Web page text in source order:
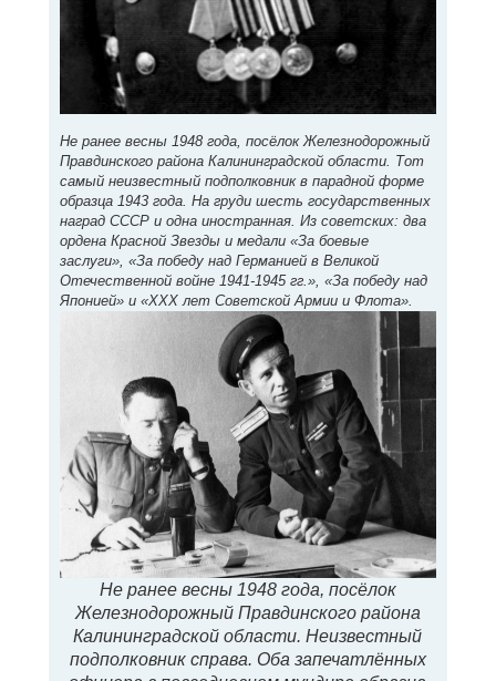
Не ранее весны 1948 года, посёлок Железнодорожный
Правдинского района Калининградской области. Тот
самый неизвестный подполковник в парадной форме
образца 1943 года. На груди шесть государственных
наград СССР и одна иностранная. Из советских: два
ордена Красной Звезды и медали «За боевые
заслуги», «За победу над Германией в Великой
Отечественной войне 1941-1945 гг.», «За победу над
Японией» и «XXX лет Советской Армии и Флота».
Не ранее весны 1948 года, посёлок
Железнодорожный Правдинского района
Калининградской области. Неизвестный
подполковник справа. Оба запечатлённых